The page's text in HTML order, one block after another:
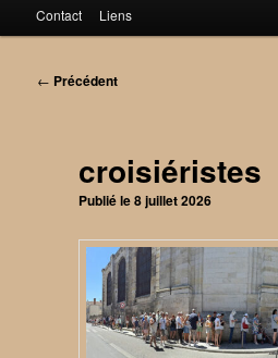
Contact Liens
Navigation
← Précédent
croisiéristes
Publié le8 juillet 2026